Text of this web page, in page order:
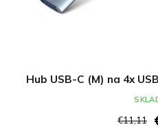
Hub USB-C (M) na 4x
€11,11